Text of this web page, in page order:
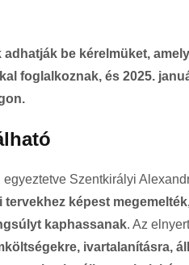
be kérelmüket,
foglalkoznak, és 2025.
Szentkirályi
képest
kaphassanak. Az
ivartalanításra,